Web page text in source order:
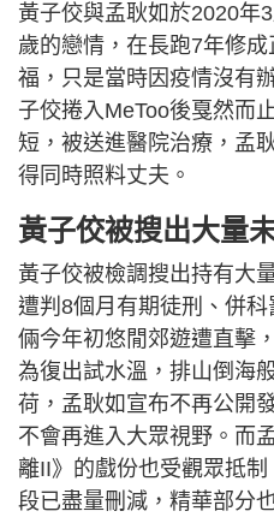
黃子佼與孟耿如於2020年
歲的戀情，在長跑7年修
福，只是當時因疫情沒有
子佼捲入MeToo後戛然而
短，被送進醫院治療，孟
得同時照料丈夫。
黃子佼被搜出大量
黃子佼被檢調搜出持有大
遭判8個月有期徒刑、併
倆今年初悠閒郊遊遭直擊
為復出試水溫，排山倒海
荷，孟耿如宣布不再公開
不會再進入大眾視野。而
離II》的戲份也受觀眾抵
段已盡量刪減，精華部分